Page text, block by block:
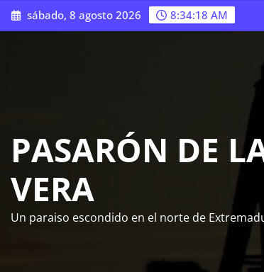
Saltar
al
sábado, 8 agosto 2026 8:34:19 AM
PASARÓN DE
VERA
Un paraiso escondido en el norte de